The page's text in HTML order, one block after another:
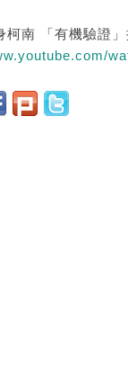
柯南 「有機驗證